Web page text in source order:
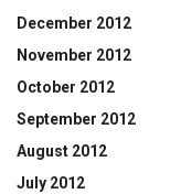
December 2012
November 2012
October 2012
September 2012
August 2012
July 2012